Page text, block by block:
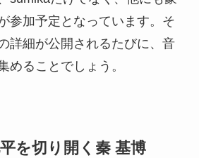
参加予定となっています。そ
詳細が公開されるたびに、音
めることでしょう。
を切り開く秦 基博